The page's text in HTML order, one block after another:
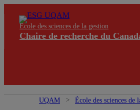
École des sciences de la gestion
Chaire de recherche du
UQAM École des sciences de